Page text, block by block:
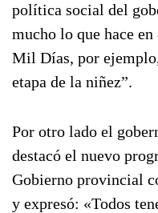
política social del
mucho lo que hace
Mil Días, por
etapa de la niñez”.
Por otro lado el
destacó el nuevo
Gobierno provincial
y expresó: «Todos